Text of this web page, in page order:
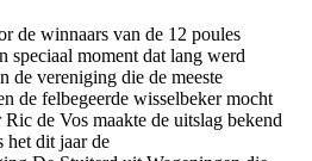
de winnaars van de 12 poules
speciaal moment dat lang werd
de vereniging die de meeste
de felbegeerde wisselbeker mocht
de Vos maakte de uitslag bekend
het dit jaar de